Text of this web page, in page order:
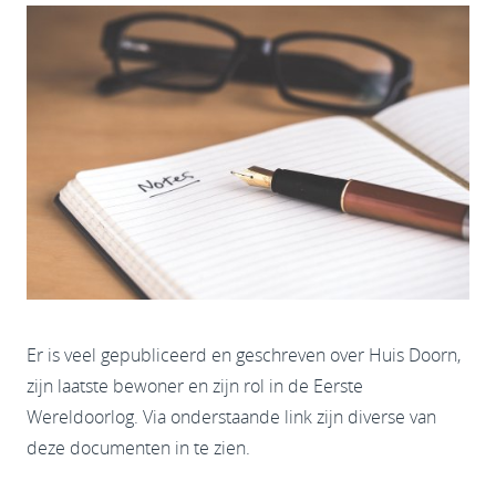
Er is veel gepubliceerd en geschreven over Huis Doorn,
zijn laatste bewoner en zijn rol in de Eerste
Wereldoorlog. Via onderstaande link zijn diverse van
deze documenten in te zien.